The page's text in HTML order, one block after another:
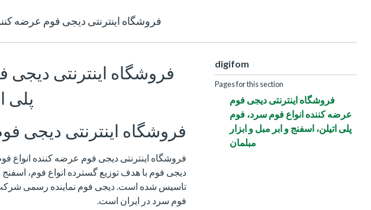
فروشگاه اینترنتی دیجی فوم عرضه
فروشگاه اینترنتی
پلی
فروشگاه اینترنتی دیجی
فروشگاه اینترنتی دیجی فوم عرضه کننده انواع
دیجی فوم با هدف توزیع گسترده انواع فوم،
تاسیس شده است. دیجی فوم نماینده رسمی شرکت
فوم سرد در ایران است.
digifom
Pages for this section
فروشگاه اینترنتی دیجی فوم
عرضه کننده انواع فوم سرد، فوم
پلی اتیلن، اسفنج و ابر مبل و ابزار
مبلمان